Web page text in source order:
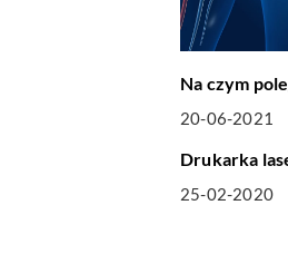
Na czym
20-06-2021
Drukarka
25-02-2020